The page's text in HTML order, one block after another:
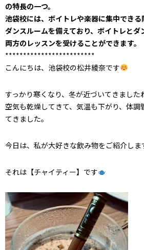
の特長の一つ。
池袋校には、ボイトレや楽器に集中でき
ダンスルームを備えており、ボイトレとダ
両方のレッスンを受けることができます。
*************************
こんにちは、池袋校の松井綾奈です
すっかり寒くなり、冬が近づいてきました
空気も乾燥してきて、気温も下がり、体調
てきました。
今日は、私が大好きな飲み物をご紹介しま
それは【チャイティー】です